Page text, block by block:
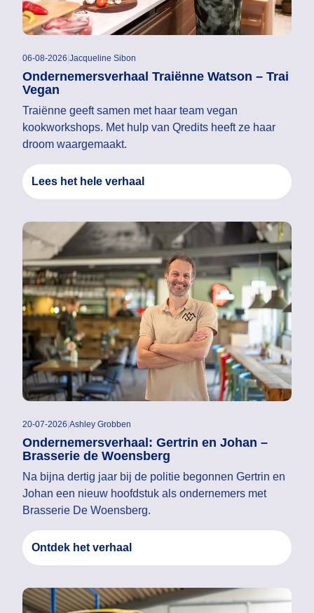
06-08-2026|Jacqueline Sibon
Ondernemersverhaal Traiënne Watson – Trai
Vegan
Traiënne geeft samen met haar team vegan
kookworkshops. Met hulp van Qredits heeft ze haar
droom waargemaakt.
Lees het hele verhaal
20-07-2026|Ashley Grobben
Ondernemersverhaal: Gertrin en Johan –
Brasserie de Woensberg
Na bijna dertig jaar bij de politie begonnen Gertrin en
Johan een nieuw hoofdstuk als ondernemers met
Brasserie De Woensberg.
Ontdek het verhaal